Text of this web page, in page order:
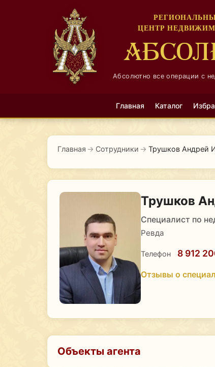
ЦЕНТР
Абсолютно все операции с
Главная Каталог
Главная → Сотрудники → Трушков Андрей
Трушков
Специалист по
Ревда
Телефон 8 912
Отзывы о
Объекты агента